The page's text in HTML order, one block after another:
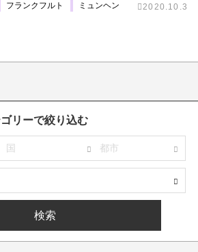
フランクフルト
ミュンヘン
2020.10.3
リーで絞り込む